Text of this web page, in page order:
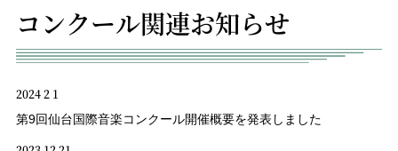
コンクール関連お知らせ
2024 2 1
第9回仙台国際音楽コンクール開催概要を発表しました